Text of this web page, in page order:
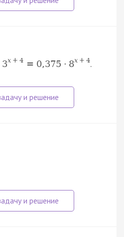
3x + 4 = 0,375 ⋅ 8x + 4.